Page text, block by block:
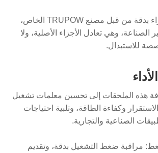
تم تصنيع هذه الأجزاء بدقة من قبل مصنع TRUPOW الخاص،
الصناعة، وهي تعادل الأجزاء الأصلية، ولا
للاستبدال.
هذه الملحقات إلى تحسين معلمات تشغيل
وكفاءة الطاقة، وتلبية احتياجات
الصناعية والتجارية.
مراقبة ضغط التشغيل بدقة، وتقديم